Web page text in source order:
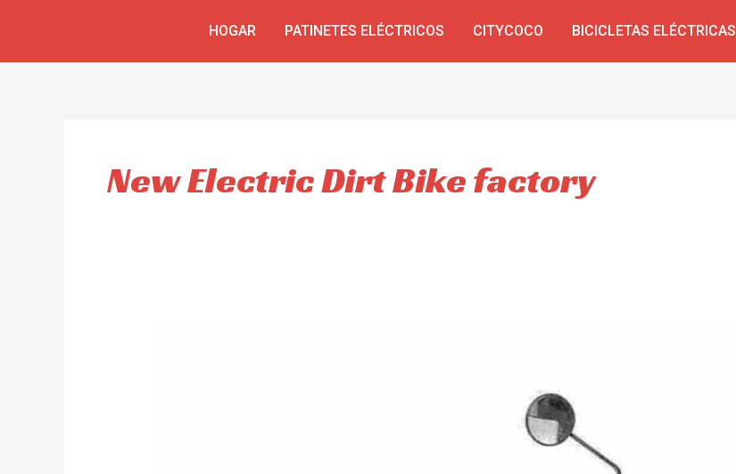
HOGAR PATINETES ELÉCTRICOS CITYCOCO BICICLETAS ELÉCTRICAS
New Electric Dirt Bike factory